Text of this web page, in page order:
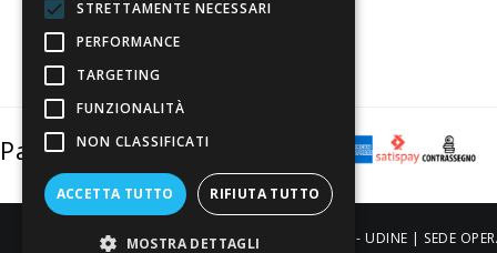
Il blog
Perché fidarti
Vendi con noi
Pagamenti sicuri
ALDIGIÙ S.R.L. | Via Cortazzis 15 33100 - UDINE | SEDE
STRETTAMENTE NECESSARI
PERFORMANCE
TARGETING
FUNZIONALITÀ
NON CLASSIFICATI
ACCETTA TUTTO RIFIUTA TUTTO
MOSTRA DETTAGLI